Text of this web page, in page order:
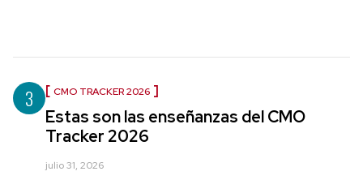
3 CMO TRACKER 2026
Estas son las enseñanzas del CMO
Tracker 2026
julio 31, 2026